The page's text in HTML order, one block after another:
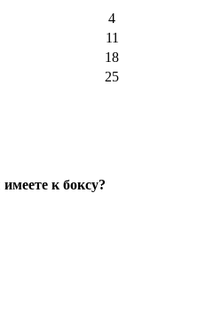
4
11
18
25
к боксу?